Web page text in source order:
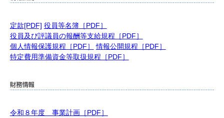
定款[PDF] 役員等名簿［PDF］
役員及び評議員の報酬等支給規程［PDF］
個人情報保護規程［PDF］
情報公開規程［PDF］
特定費用準備資金等取扱規程［PDF］
令和８年度 事業計画［PDF］